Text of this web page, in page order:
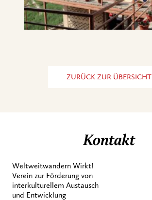
ZURÜCK ZUR ÜBERSICHT
Kontakt
Weltweitwandern Wirkt!
Verein zur Förderung von
interkulturellem Austausch
und Entwicklung